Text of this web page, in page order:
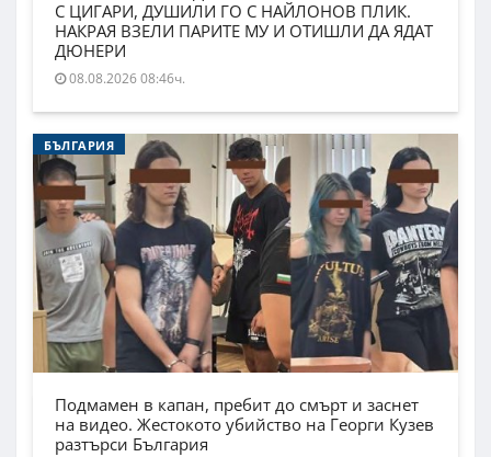
С ЦИГАРИ, ДУШИЛИ ГО С НАЙЛОНОВ ПЛИК.
НАКРАЯ ВЗЕЛИ ПАРИТЕ МУ И ОТИШЛИ ДА ЯДАТ
ДЮНЕРИ
08.08.2026 08:46ч.
БЪЛГАРИЯ
Подмамен в капан, пребит до смърт и заснет
на видео. Жестокото убийство на Георги Кузев
разтърси България